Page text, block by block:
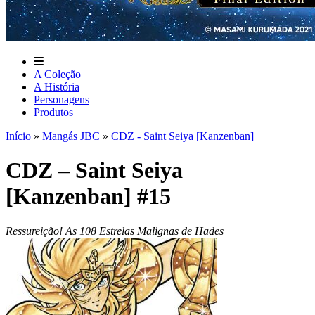
A Coleção
A História
Personagens
Produtos
Início » Mangás JBC » CDZ - Saint Seiya [Kanzenban]
CDZ – Saint Seiya
[Kanzenban] #15
Ressureição! As 108 Estrelas Malignas de Hades